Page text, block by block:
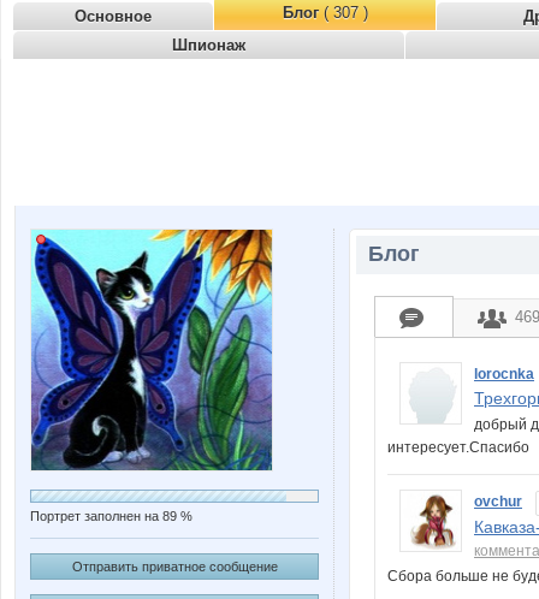
Основное Блог( 307 )
Шпионаж
Портрет заполнен на 89 %
Отправить приватное сообщение
Блог
lorocnka
добрый
интересует.Спасибо
ovchur
Сбора больше не